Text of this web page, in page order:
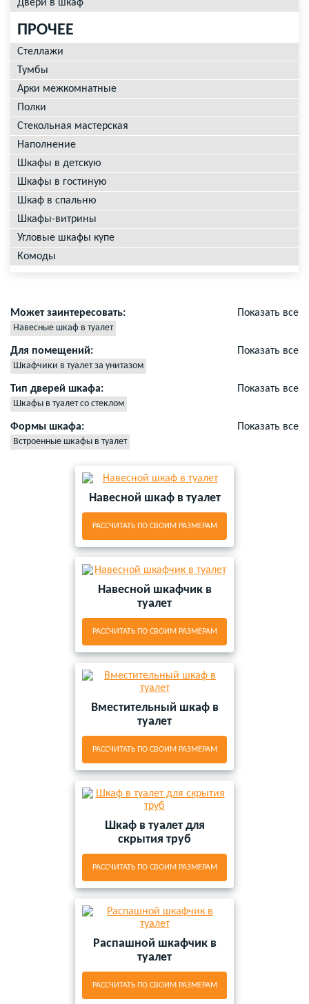
Двери в шкаф
ПРОЧЕЕ
Стеллажи
Тумбы
Арки межкомнатные
Полки
Стекольная мастерская
Наполнение
Шкафы в детскую
Шкафы в гостиную
Шкаф в спальню
Шкафы-витрины
Угловые шкафы купе
Комоды
Может заинтересовать:
Навесные шкаф в туалет
Дверцы для шкафа в туалете
Двери для шкафа в туалете
Сантехнические шкафы в туалет
Показать все
Для помещений:
Шкафчики в туалет за унитазом
Показать все
Тип дверей шкафа:
Шкафы в туалет со стеклом
Показать все
Формы шкафа:
Встроенные шкафы в туалет
Показать все
Навесной шкаф в туалет
РАССЧИТАТЬ ПО СВОИМ РАЗМЕРАМ
Навесной шкафчик в
туалет
РАССЧИТАТЬ ПО СВОИМ РАЗМЕРАМ
Вместительный шкаф в
туалет
РАССЧИТАТЬ ПО СВОИМ РАЗМЕРАМ
Шкаф в туалет для
скрытия труб
РАССЧИТАТЬ ПО СВОИМ РАЗМЕРАМ
Распашной шкафчик в
туалет
РАССЧИТАТЬ ПО СВОИМ РАЗМЕРАМ